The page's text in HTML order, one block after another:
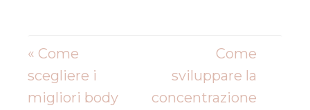
« Come
scegliere i
migliori body
Come
sviluppare la
concentrazione